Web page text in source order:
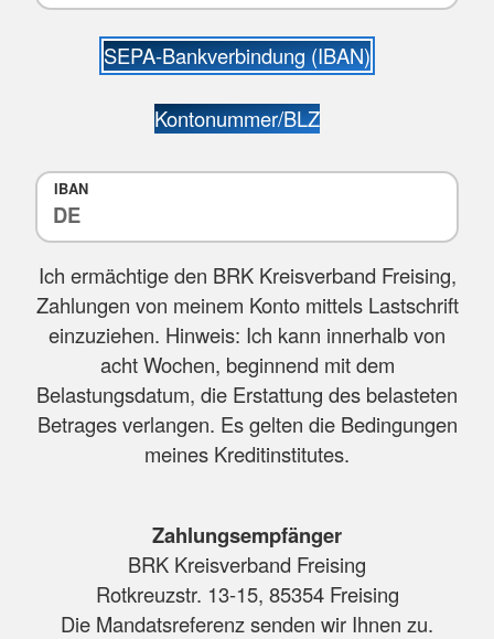
SEPA-Bankverbindung (IBAN)
Kontonummer/BLZ
IBAN
Ich ermächtige den BRK Kreisverband Freising,
Zahlungen von meinem Konto mittels Lastschrift
einzuziehen. Hinweis: Ich kann innerhalb von
acht Wochen, beginnend mit dem
Belastungsdatum, die Erstattung des belasteten
Betrages verlangen. Es gelten die Bedingungen
meines Kreditinstitutes.
Zahlungsempfänger
BRK Kreisverband Freising
Rotkreuzstr. 13-15, 85354 Freising
Die Mandatsreferenz senden wir Ihnen zu.